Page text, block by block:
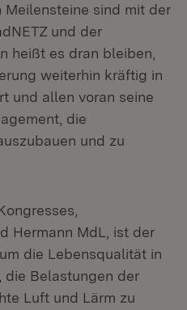
Meilensteine sind mit der
und der
heißt es dran bleiben,
weiterhin kräftig in
und allen voran seine
die
und zu
Hermann MdL, ist der
die Lebensqualität in
die Belastungen der
Luft und Lärm zu